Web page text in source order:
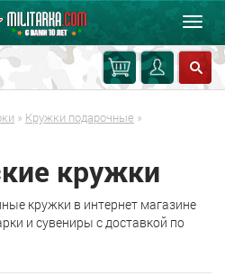
» Кружки подарочные »
кружки
кружки в интернет магазине
и сувениры с доставкой по